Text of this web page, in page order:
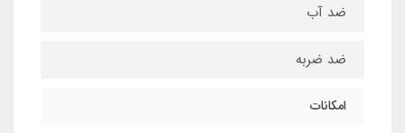
ضد آب
ضد ضربه
امکانات